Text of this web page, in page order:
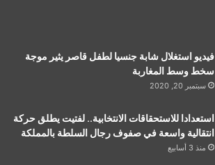
فيديو استغلال شابة جنسيا لطفل قاصر يثير موجة
سخط وسط المغاربة
سبتمبر 20, 2020
استعدادا للاستحقاقات الانتخابية.. لفتيت يطلق حركة
انتقالية واسعة في صفوف رجال السلطة بالمملكة
منذ 3 أسابيع